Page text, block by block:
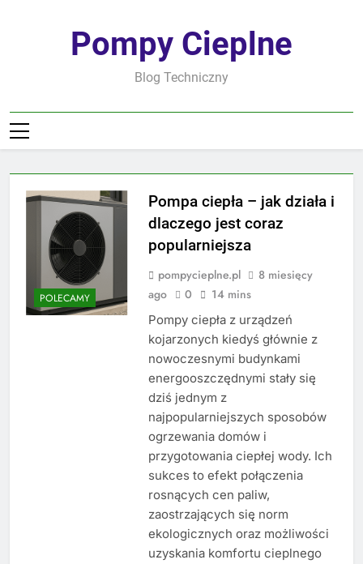
Pompy Cieplne
Blog Techniczny
POLECAMY
Pompa ciepła – jak działa i
dlaczego jest coraz
popularniejsza
pompycieplne.pl
8 miesięcy
ago
0 14 mins
Pompy ciepła z urządzeń
kojarzonych kiedyś głównie z
nowoczesnymi budynkami
energooszczędnymi stały się
dziś jednym z
najpopularniejszych sposobów
ogrzewania domów i
przygotowania ciepłej wody. Ich
sukces to efekt połączenia
rosnących cen paliw,
zaostrzających się norm
ekologicznych oraz możliwości
uzyskania komfortu cieplnego